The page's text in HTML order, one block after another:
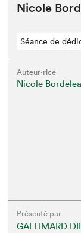
Nicole
Séance de
Auteur·rice
Nicole
Présenté par
GALLIMARD